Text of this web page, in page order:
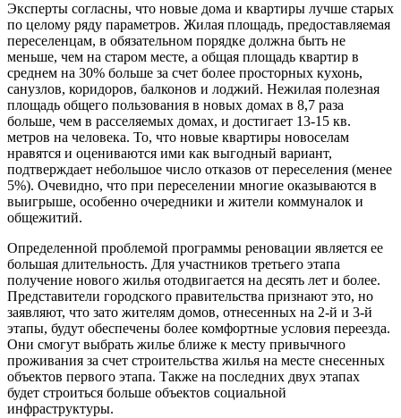
Эксперты согласны, что новые дома и квартиры лучше старых
по целому ряду параметров. Жилая площадь, предоставляемая
переселенцам, в обязательном порядке должна быть не
меньше, чем на старом месте, а общая площадь квартир в
среднем на 30% больше за счет более просторных кухонь,
санузлов, коридоров, балконов и лоджий. Нежилая полезная
площадь общего пользования в новых домах в 8,7 раза
больше, чем в расселяемых домах, и достигает 13-15 кв.
метров на человека. То, что новые квартиры новоселам
нравятся и оцениваются ими как выгодный вариант,
подтверждает небольшое число отказов от переселения (менее
5%). Очевидно, что при переселении многие оказываются в
выигрыше, особенно очередники и жители коммуналок и
общежитий.
Определенной проблемой программы реновации является ее
большая длительность. Для участников третьего этапа
получение нового жилья отодвигается на десять лет и более.
Представители городского правительства признают это, но
заявляют, что зато жителям домов, отнесенных на 2-й и 3-й
этапы, будут обеспечены более комфортные условия переезда.
Они смогут выбрать жилье ближе к месту привычного
проживания за счет строительства жилья на месте снесенных
объектов первого этапа. Также на последних двух этапах
будет строиться больше объектов социальной
инфраструктуры.